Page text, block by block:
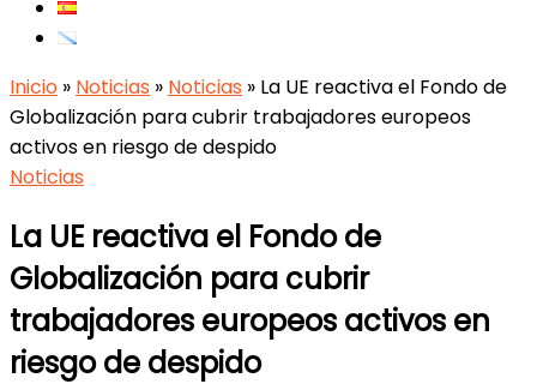
Inicio » Noticias » Noticias » La UE reactiva el Fondo de
Globalización para cubrir trabajadores europeos
activos en riesgo de despido
Noticias
La UE reactiva el Fondo de
Globalización para cubrir
trabajadores europeos activos en
riesgo de despido